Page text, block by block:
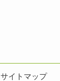
サイトマップ